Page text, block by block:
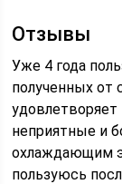
Отзывы
Уже 4 года
полученных от
удовлетворяет
неприятные и
охлаждающим
пользуюсь